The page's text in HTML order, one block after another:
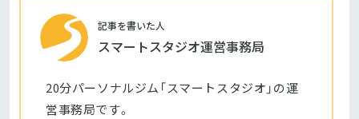
記事を書いた人
スマートスタジオ運営事務局
20分パーソナルジム「スマートスタジオ」の運
営事務局です。